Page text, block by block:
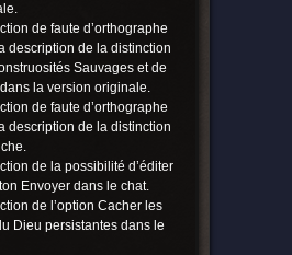
de faute d’orthographe
description de la distinction
Sauvages et de
la version originale.
de faute d’orthographe
description de la distinction
de la possibilité d’éditer
Envoyer dans le chat.
de l’option Cacher les
Dieu persistantes dans le